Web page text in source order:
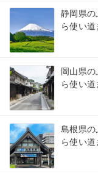
静岡県の
ら使い道
岡山県
ら使い道
島根県の
ら使い道